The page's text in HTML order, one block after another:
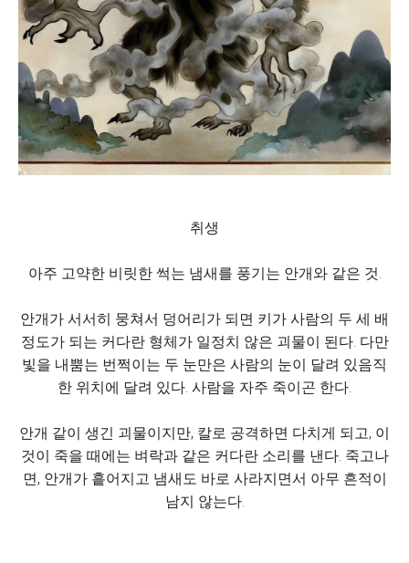
취생
아주 고약한 비릿한 썩는 냄새를 풍기는 안개와 같은 것.
안개가 서서히 뭉쳐서 덩어리가 되면 키가 사람의 두 세 배
정도가 되는 커다란 형체가 일정치 않은 괴물이 된다. 다만
빛을 내뿜는 번쩍이는 두 눈만은 사람의 눈이 달려 있음직
한 위치에 달려 있다. 사람을 자주 죽이곤 한다.
안개 같이 생긴 괴물이지만, 칼로 공격하면 다치게 되고, 이
것이 죽을 때에는 벼락과 같은 커다란 소리를 낸다. 죽고나
면, 안개가 흩어지고 냄새도 바로 사라지면서 아무 흔적이
남지 않는다.